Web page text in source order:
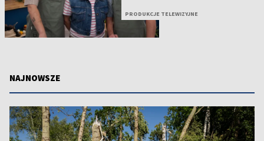
PRODUKCJE TELEWIZYJNE
NAJNOWSZE